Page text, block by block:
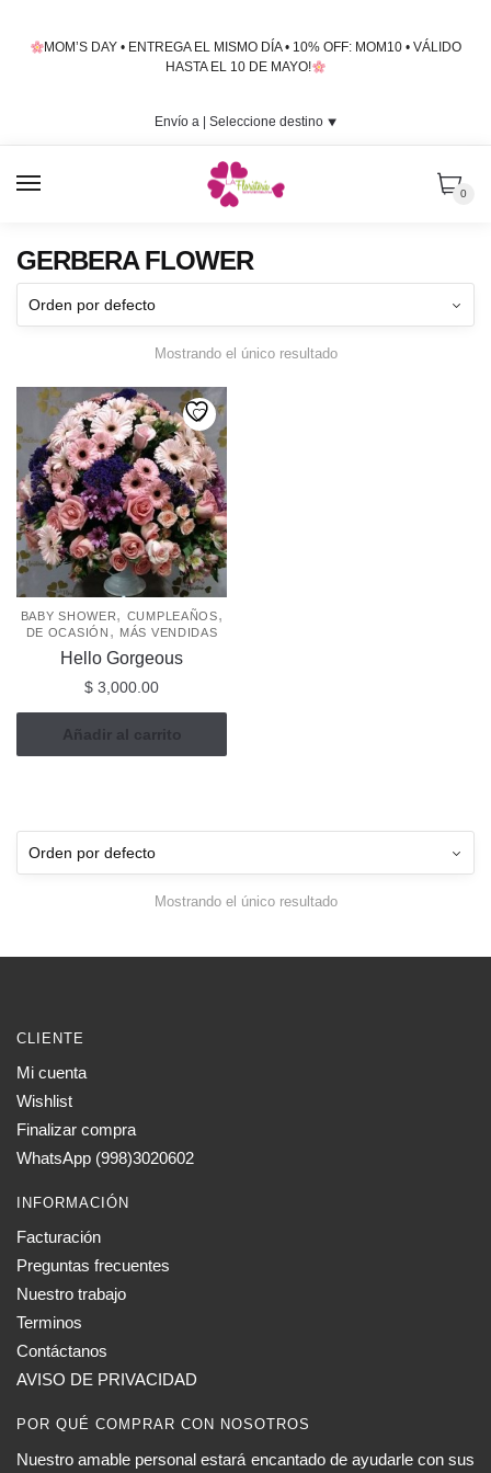
MOM’S DAY • ENTREGA EL MISMO DÍA • 10% OFF: MOM10 • VÁLIDO
HASTA EL 10 DE MAYO!
Envío a | Seleccione destino⯆
0
GERBERA FLOWER
Mostrando el único resultado
BABY SHOWER, CUMPLEAÑOS,
DE OCASIÓN , MÁS VENDIDAS
Hello Gorgeous
$ 3,000.00
Añadir al carrito
Mostrando el único resultado
CLIENTE
Mi cuenta
Wishlist
Finalizar compra
WhatsApp (998)3020602
INFORMACIÓN
Facturación
Preguntas frecuentes
Nuestro trabajo
Terminos
Contáctanos
AVISO DE PRIVACIDAD
POR QUÉ COMPRAR CON NOSOTROS
Nuestro amable personal estará encantado de ayudarle con sus